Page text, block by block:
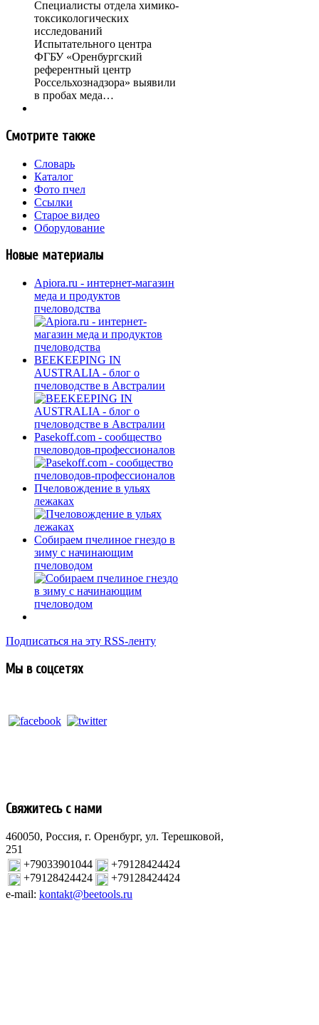
Специалисты отдела химико-
токсикологических
исследований
Испытательного центра
ФГБУ «Оренбургский
референтный центр
Россельхознадзора» выявили
в пробах меда…
Смотрите также
Словарь
Каталог
Фото пчел
Ссылки
Старое видео
Оборудование
Новые материалы
Apiora.ru - интернет-магазин
меда и продуктов
пчеловодства
BEEKEEPING IN
AUSTRALIA - блог о
пчеловодстве в Австралии
Pasekoff.com - сообщество
пчеловодов-профессионалов
Пчеловождение в ульях
лежаках
Собираем пчелиное гнездо в
зиму с начинающим
пчеловодом
Подписаться на эту RSS-ленту
Мы в соцсетях
Свяжитесь с нами
460050, Россия, г. Оренбург, ул. Терешковой,
251
+79033901044
+79128424424
+79128424424
+79128424424
e-mail: kontakt@beetools.ru